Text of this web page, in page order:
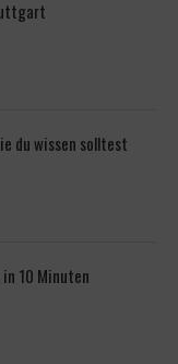
du wissen solltest
10 Minuten